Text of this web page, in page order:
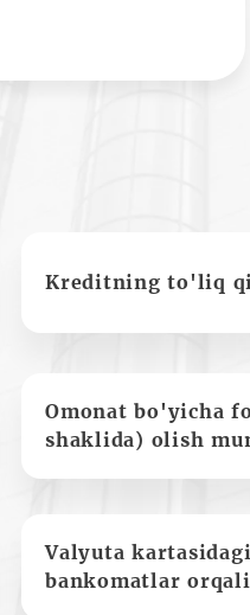
Kreditning to'liq
Omonat bo'yicha
shaklida) olish
Valyuta
bankomatlar